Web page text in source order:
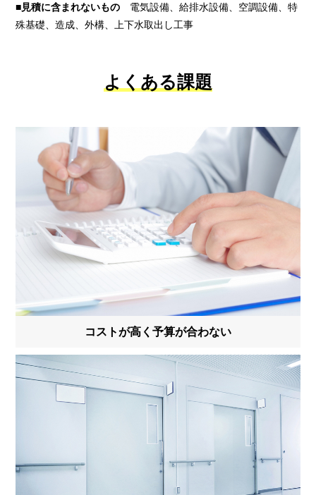
■見積に含まれないもの 電気設備、給排水設備、空調設備、特
殊基礎、造成、外構、上下水取出し工事
よくある課題
コストが高く予算が合わない